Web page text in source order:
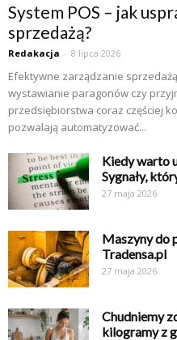
System POS – jak
sprzedażą?
Redakacja - 8 lipca 2026
Efektywne zarządzanie
wystawianie paragonów czy
przedsiębiorstwa coraz częściej
pozwalają automatyzować...
Kiedy warto
Sygnały,
27 maja 2026
Maszyny do
Tradensa.pl
27 maja 2026
Chudniemy
kilogramy z